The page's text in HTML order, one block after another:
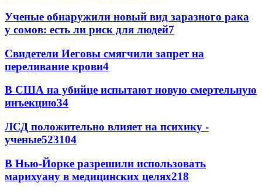
Ученые обнаружили новый вид заразного рака
у сомов: есть ли риск для людей7
Свидетели Иеговы смягчили запрет на
переливание крови4
В США на убийце испытают новую смертельную
инъекцию34
ЛСД положительно влияет на психику -
ученые523104
В Нью-Йорке разрешили использовать
марихуану в медицинских целях218